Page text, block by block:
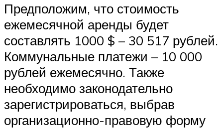
Предположим, что стоимость
ежемесячной аренды будет
составлять 1000 $ – 30 517 рублей.
Коммунальные платежи – 10 000
рублей ежемесячно. Также
необходимо законодательно
зарегистрироваться, выбрав
организационно-правовую форму